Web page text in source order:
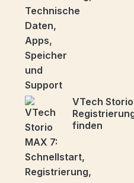
VTech
finden